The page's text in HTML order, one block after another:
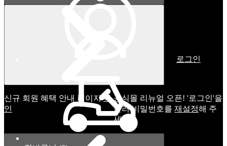
신규 회원 혜택 안내 페이지확
인
공식몰 리뉴얼 오픈! '로그인'을
눌러 비밀번호를 재설정해 주
세요.
로그인